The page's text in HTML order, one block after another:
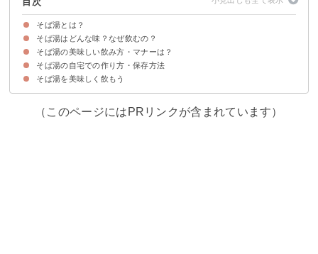
そば湯とは？
そば湯はそばの茹で汁
そば湯の歴史・発祥地
そば湯は関西にはないって本当？
そば湯はどんな味？なぜ飲むの？
そば湯の味わい
そば湯を飲むメリット
そば湯の美味しい飲み方・マナーは？
そば湯の飲み方に厳格なマナーなどはない
飲み方①まずはそのまま何も加えずに飲む
飲み方②そばつゆと割って飲む
飲み方③薬味などを加えて飲む
そば湯の自宅での作り方・保存方法
材料
作り方・レシピ
そば湯の作り方・保存期間
そば湯を美味しく飲もう
（このページにはPRリンクが含まれています）